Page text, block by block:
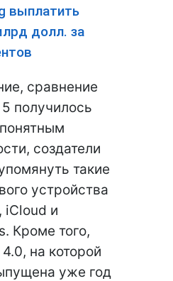
выплатить
долл. за
сравнение
5 получилось
создатели
такие
устройства
iCloud и
Кроме того,
на которой
уже год